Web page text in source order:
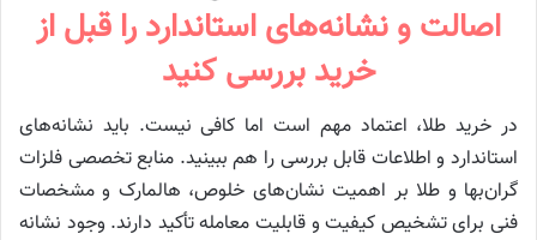
اصالت و نشانه‌های استاندارد را قبل از
خرید بررسی کنید
در خرید طلا، اعتماد مهم است اما کافی نیست. باید نشانه‌های
استاندارد و اطلاعات قابل بررسی را هم ببینید. منابع تخصصی فلزات
گران‌بها و طلا بر اهمیت نشان‌های خلوص، هالمارک و مشخصات
فنی برای تشخیص کیفیت و قابلیت معامله تأکید دارند. وجود نشانه